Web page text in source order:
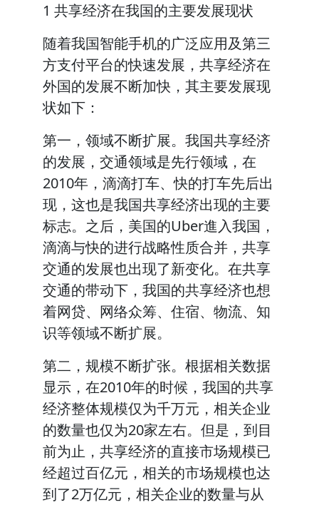
1 共享经济在我国的主要发展现状
随着我国智能手机的广泛应用及第三
方支付平台的快速发展，共享经济在
外国的发展不断加快，其主要发展现
状如下：
第一，领域不断扩展。我国共享经济
的发展，交通领域是先行领域，在
2010年，滴滴打车、快的打车先后出
现，这也是我国共享经济出现的主要
标志。之后，美国的Uber進入我国，
滴滴与快的进行战略性质合并，共享
交通的发展也出现了新变化。在共享
交通的带动下，我国的共享经济也想
着网贷、网络众筹、住宿、物流、知
识等领域不断扩展。
第二，规模不断扩张。根据相关数据
显示，在2010年的时候，我国的共享
经济整体规模仅为千万元，相关企业
的数量也仅为20家左右。但是，到目
前为止，共享经济的直接市场规模已
经超过百亿元，相关的市场规模也达
到了2万亿元，相关企业的数量与从